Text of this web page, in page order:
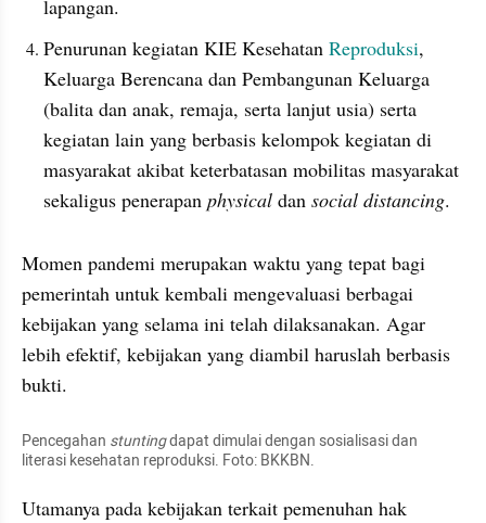
lapangan.
Penurunan kegiatan KIE Kesehatan Reproduksi,
Keluarga Berencana dan Pembangunan Keluarga
(balita dan anak, remaja, serta lanjut usia) serta
kegiatan lain yang berbasis kelompok kegiatan di
masyarakat akibat keterbatasan mobilitas masyarakat
sekaligus penerapan physical dan social distancing.
Momen pandemi merupakan waktu yang tepat bagi
pemerintah untuk kembali mengevaluasi berbagai
kebijakan yang selama ini telah dilaksanakan. Agar
lebih efektif, kebijakan yang diambil haruslah berbasis
bukti.
Pencegahan stunting dapat dimulai dengan sosialisasi dan
literasi kesehatan reproduksi. Foto: BKKBN.
Utamanya pada kebijakan terkait pemenuhan hak